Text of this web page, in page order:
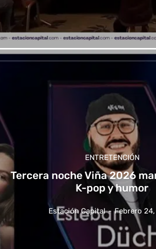
ENTRETENCIÓN
Tercera noche Viña 2026
K-pop y humor
Estación Capital - Febrero